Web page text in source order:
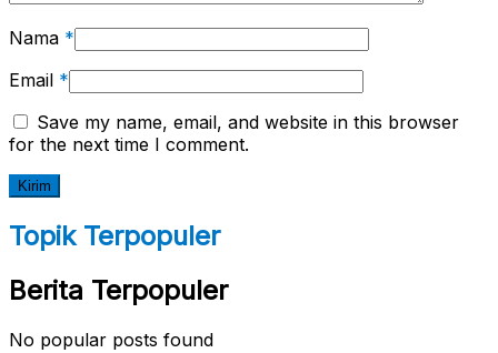
Nama *
Email *
Save my name, email, and website in this browser
for the next time I comment.
Topik Terpopuler
Berita Terpopuler
No popular posts found